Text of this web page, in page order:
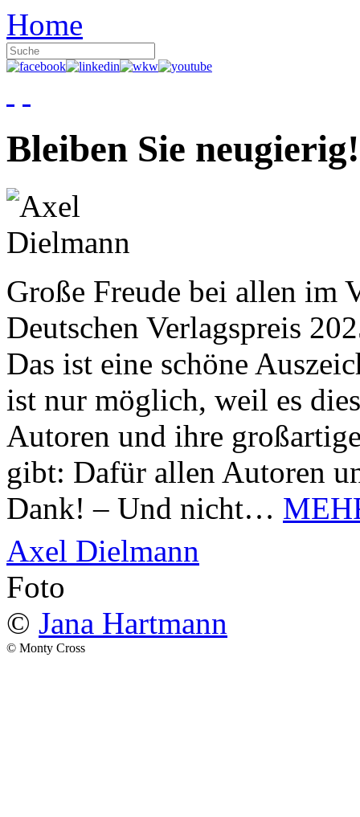
Home
Bleiben Sie neugierig!
Große Freude bei allen im
Deutschen Verlagspreis
Das ist eine schöne
ist nur möglich, weil es
Autoren und ihre
gibt: Dafür allen Autoren
Dank! – Und nicht…
Axel Dielmann
Foto
© Jana Hartmann
© Monty Cross